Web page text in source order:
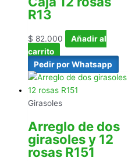
R13
$ 82.000
Añadir al
carrito
Pedir por Whatsapp
Girasoles
Arreglo de dos
girasoles y 12
rosas R151